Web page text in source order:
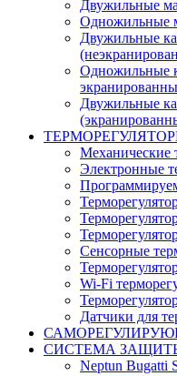
Двужильные
Одножильные
Двужильные
Одножильные
Двужильные
Механические
Электронные
Сенсорные
Wi-Fi
Датчики для
СИСТЕМА ЗАЩИТЫ
Neptun Bugatti